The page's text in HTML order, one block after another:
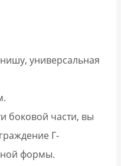
универсальная
боковой части, вы
Г-
формы.